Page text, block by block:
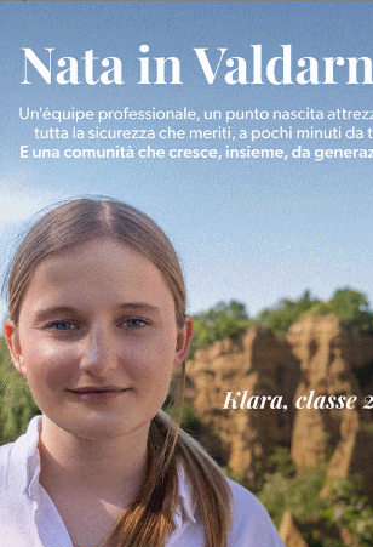
In vetrina 3 Agosto 2026
Estra Notizie agosto: Smart
studenti coinvolti, torna il bando
debutta il podcast Estrair
Più lette
Figline Incisa Valdarno 1 Agosto 2026
Piscina di Figline finanziata oltre
Pnrr, il gruppo di Fratelli
ringraziamento al Governo”